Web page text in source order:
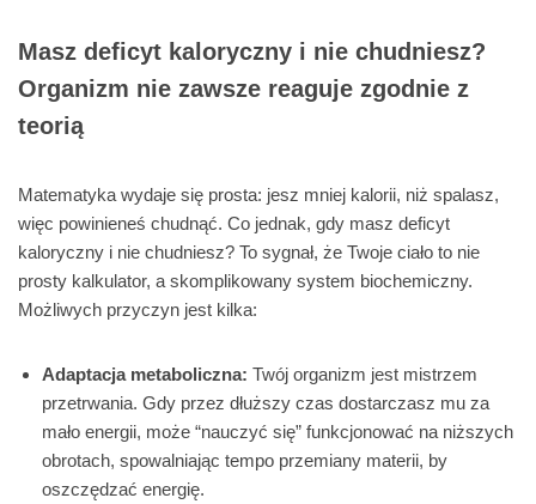
Masz deficyt kaloryczny i nie chudniesz?
Organizm nie zawsze reaguje zgodnie z
teorią
Matematyka wydaje się prosta: jesz mniej kalorii, niż spalasz,
więc powinieneś chudnąć. Co jednak, gdy masz deficyt
kaloryczny i nie chudniesz? To sygnał, że Twoje ciało to nie
prosty kalkulator, a skomplikowany system biochemiczny.
Możliwych przyczyn jest kilka:
Adaptacja metaboliczna: Twój organizm jest mistrzem
przetrwania. Gdy przez dłuższy czas dostarczasz mu za
mało energii, może “nauczyć się” funkcjonować na niższych
obrotach, spowalniając tempo przemiany materii, by
oszczędzać energię.